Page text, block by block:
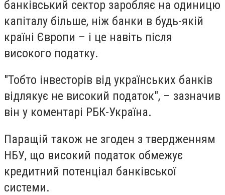
банківський сектор заробляє на одиницю
капіталу більше, ніж банки в будь-якій
країні Європи – і це навіть після
високого податку.
"Тобто інвесторів від українських банків
відлякує не високий податок", – зазначив
він у коментарі РБК-Україна.
Паращій також не згоден з твердженням
НБУ, що високий податок обмежує
кредитний потенціал банківської
системи.